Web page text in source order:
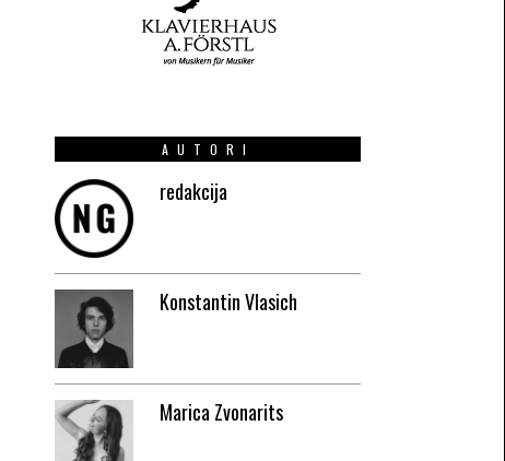
AUTORI
redakcija
Konstantin Vlasich
Marica Zvonarits